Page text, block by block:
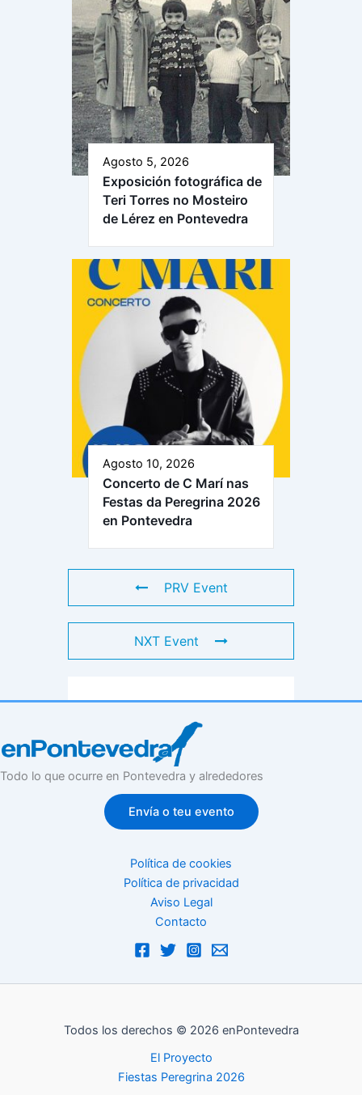
Agosto 5, 2026
Exposición fotográfica de
Teri Torres no Mosteiro
de Lérez en Pontevedra
Agosto 10, 2026
Concerto de C Marí nas
Festas da Peregrina 2026
en Pontevedra
PRV Event
NXT Event
Todo lo que ocurre en Pontevedra y alrededores
Envía o teu evento
Política de cookies
Política de privacidad
Aviso Legal
Contacto
Todos los derechos © 2026 enPontevedra
El Proyecto
Fiestas Peregrina 2026